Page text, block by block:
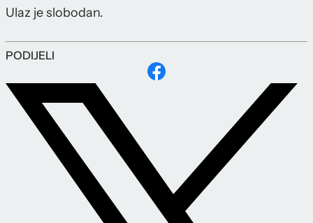
Ulaz je slobodan.
PODIJELI